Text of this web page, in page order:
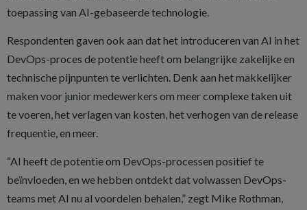
toepassing van AI-gebaseerde technologie.
Respondenten gaven ook aan dat het introduceren van AI in het
DevOps-proces de potentie heeft om belangrijke zakelijke en
technische pijnpunten te verlichten. Denk aan het makkelijker
maken voor junior medewerkers om meer complexe taken uit
te voeren, het verlagen van kosten, het verhogen van de release
frequentie, en meer.
“AI heeft de potentie om DevOps-processen positief te
beïnvloeden, en we hebben ontdekt dat volwassen DevOps-
teams met AI nu al voordelen behalen,” zegt Mike Rothman,